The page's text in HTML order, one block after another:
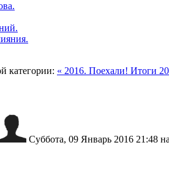
категории: « 2016. Поехали! Итоги
Суббота, 09 Январь 2016 21:48